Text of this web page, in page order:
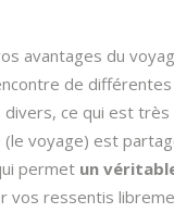
avantages du
de
divers, ce qui est très
voyage) est
permet un
vos ressentis